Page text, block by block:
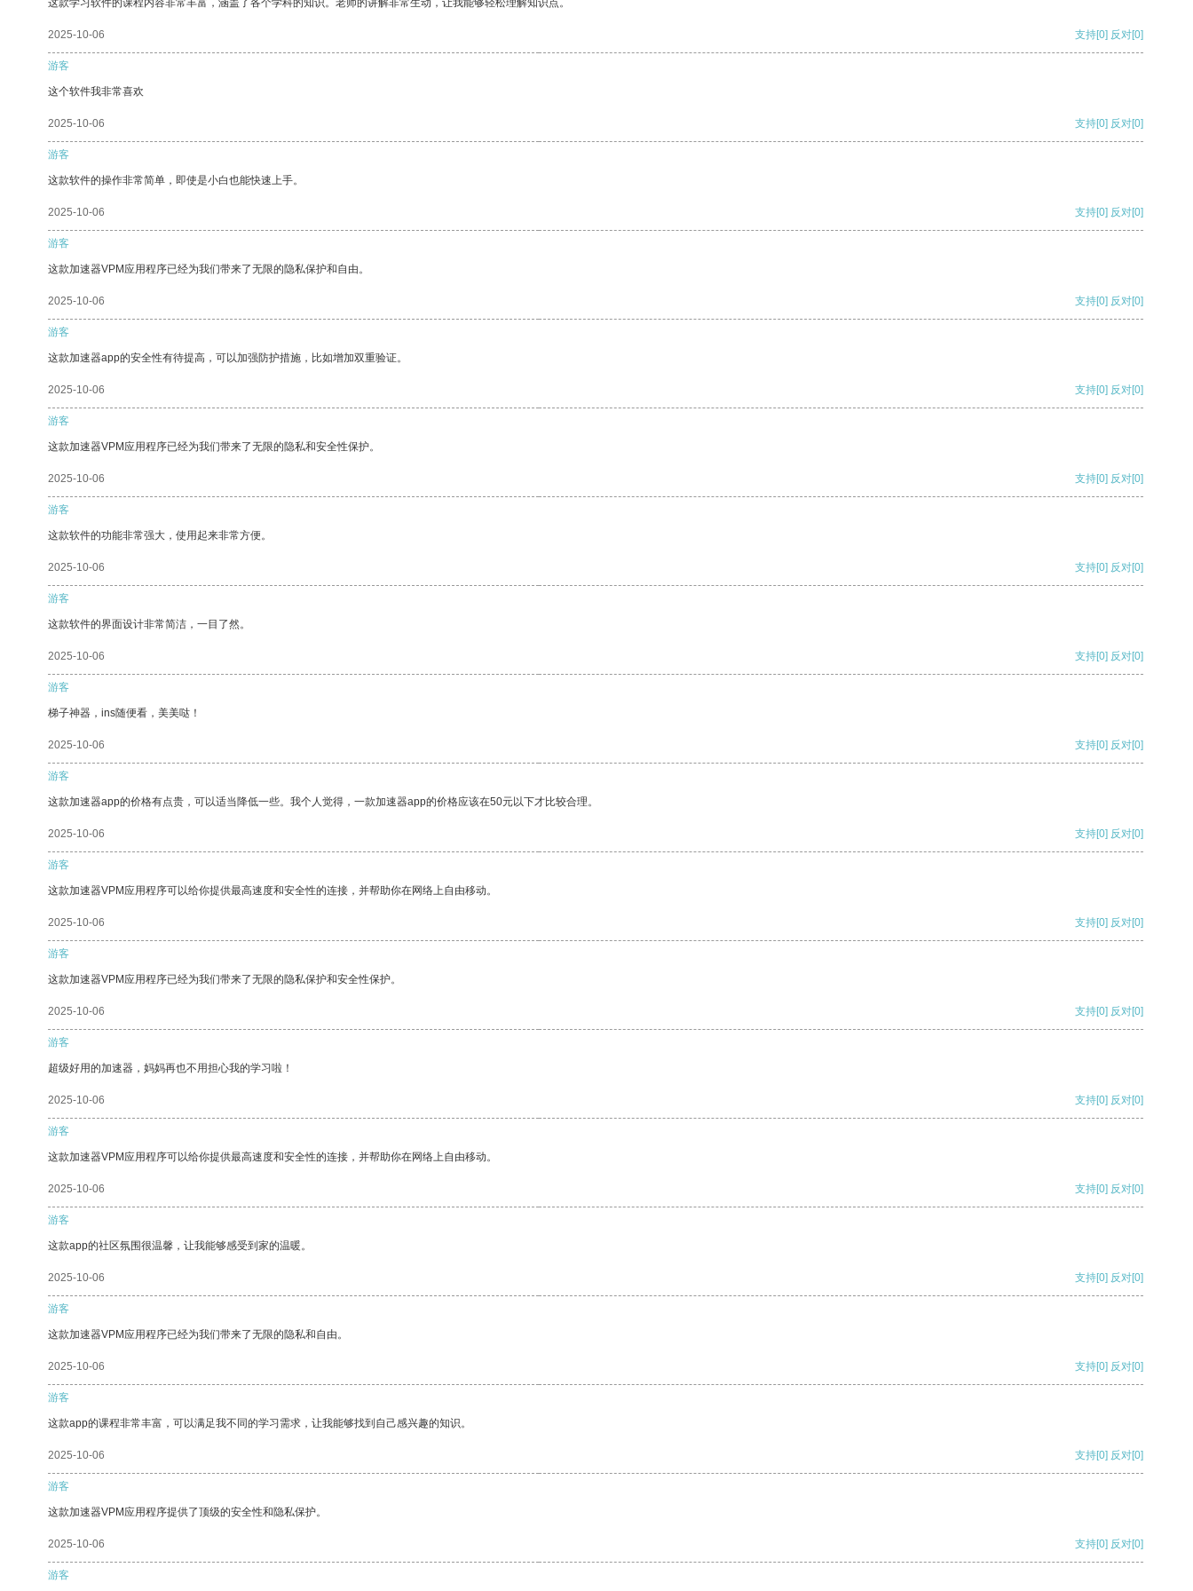
这款学习软件的课程内容非常丰富，涵盖了各个学科的知识。老师的讲解非常生动，让我能够轻松理解知识点。
2025-10-06 支持[0] 反对[0]
游客
这个软件我非常喜欢
2025-10-06 支持[0] 反对[0]
游客
这款软件的操作非常简单，即使是小白也能快速上手。
2025-10-06 支持[0] 反对[0]
游客
这款加速器VPM应用程序已经为我们带来了无限的隐私保护和自由。
2025-10-06 支持[0] 反对[0]
游客
这款加速器app的安全性有待提高，可以加强防护措施，比如增加双重验证。
2025-10-06 支持[0] 反对[0]
游客
这款加速器VPM应用程序已经为我们带来了无限的隐私和安全性保护。
2025-10-06 支持[0] 反对[0]
游客
这款软件的功能非常强大，使用起来非常方便。
2025-10-06 支持[0] 反对[0]
游客
这款软件的界面设计非常简洁，一目了然。
2025-10-06 支持[0] 反对[0]
游客
梯子神器，ins随便看，美美哒！
2025-10-06 支持[0] 反对[0]
游客
这款加速器app的价格有点贵，可以适当降低一些。我个人觉得，一款加速器app的价格应该在50元以下才比较合理。
2025-10-06 支持[0] 反对[0]
游客
这款加速器VPM应用程序可以给你提供最高速度和安全性的连接，并帮助你在网络上自由移动。
2025-10-06 支持[0] 反对[0]
游客
这款加速器VPM应用程序已经为我们带来了无限的隐私保护和安全性保护。
2025-10-06 支持[0] 反对[0]
游客
超级好用的加速器，妈妈再也不用担心我的学习啦！
2025-10-06 支持[0] 反对[0]
游客
这款加速器VPM应用程序可以给你提供最高速度和安全性的连接，并帮助你在网络上自由移动。
2025-10-06 支持[0] 反对[0]
游客
这款app的社区氛围很温馨，让我能够感受到家的温暖。
2025-10-06 支持[0] 反对[0]
游客
这款加速器VPM应用程序已经为我们带来了无限的隐私和自由。
2025-10-06 支持[0] 反对[0]
游客
这款app的课程非常丰富，可以满足我不同的学习需求，让我能够找到自己感兴趣的知识。
2025-10-06 支持[0] 反对[0]
游客
这款加速器VPM应用程序提供了顶级的安全性和隐私保护。
2025-10-06 支持[0] 反对[0]
游客